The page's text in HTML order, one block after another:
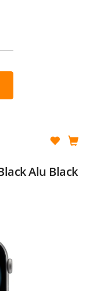
Alu Black